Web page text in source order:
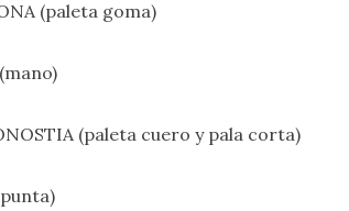
(paleta goma)
(paleta cuero y pala corta)